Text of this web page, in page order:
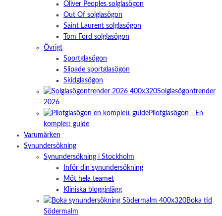
Oliver Peoples solglasögon
Out Of solglasögon
Saint Laurent solglasögon
Tom Ford solglasögon
Övrigt
Sportglasögon
Slipade sportglasögon
Skidglasögon
Solglasögontrender
2026
Pilotglasögon - En
komplett guide
Varumärken
Synundersökning
Synundersökning i Stockholm
Inför din synundersökning
Möt hela teamet
Kliniska blogginlägg
Boka tid
Södermalm